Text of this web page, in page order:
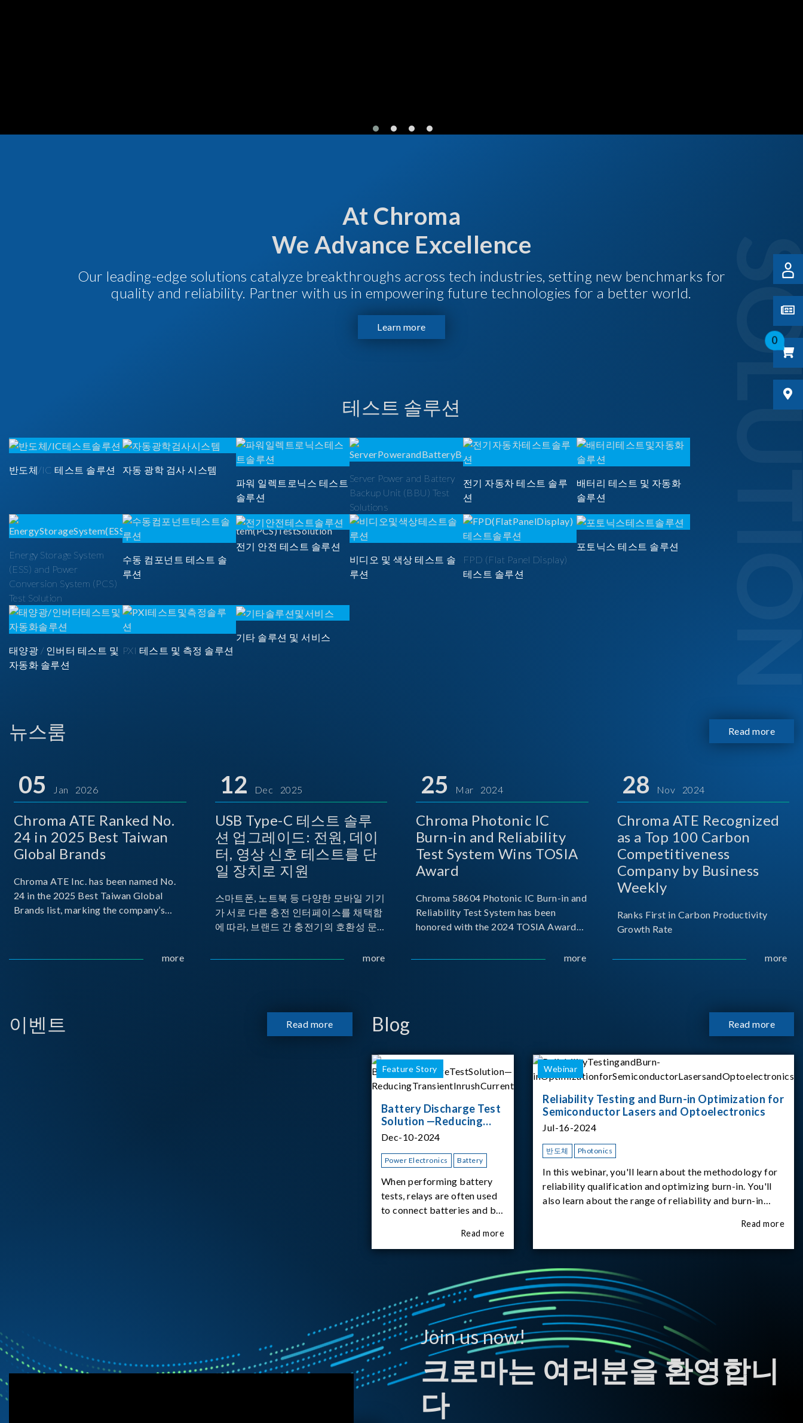
0
At Chroma
We Advance Excellence
Our leading-edge solutions catalyze breakthroughs across tech industries, setting new benchmarks for
quality and reliability. Partner with us in empowering future technologies for a better world.
Learn more
테스트 솔루션
반도체/IC 테스트 솔루션
자동 광학 검사 시스템
파워 일렉트로닉스 테스트
솔루션
Server Power and Battery
Backup Unit (BBU) Test
Solutions
전기 자동차 테스트 솔루
션
배터리 테스트 및 자동화
솔루션
Energy Storage System
(ESS) and Power
Conversion System (PCS)
Test Solution
수동 컴포넌트 테스트 솔
루션
전기 안전 테스트 솔루션
비디오 및 색상 테스트 솔
루션
FPD (Flat Panel Display)
테스트 솔루션
포토닉스 테스트 솔루션
태양광 / 인버터 테스트 및
자동화 솔루션
PXI 테스트 및 측정 솔루션
기타 솔루션 및 서비스
뉴스룸 Read more
05 Jan 2026
Chroma ATE Ranked No.
24 in 2025 Best Taiwan
Global Brands
Chroma ATE Inc. has been named No.
24 in the 2025 Best Taiwan Global
Brands list, marking the company’s
more
12 Dec 2025
USB Type-C 테스트 솔루
션 업그레이드: 전원, 데이
터, 영상 신호 테스트를 단
일 장치로 지원
스마트폰, 노트북 등 다양한 모바일 기기
가 서로 다른 충전 인터페이스를 채택함
에 따라, 브랜드 간 충전기의 호환성 문제
Implementers Forum)는 USB Power
시되고 있습니다. 스마트폰, 디지털 카메
라, 모바일 기기, 외장 스토리지, 노트북,
more
25 Mar 2024
Chroma Photonic IC
Burn-in and Reliability
Test System Wins TOSIA
Award
Chroma 58604 Photonic IC Burn-in and
Reliability Test System has been
honored with the 2024 TOSIA Award
more
28 Nov 2024
Chroma ATE Recognized
as a Top 100 Carbon
Competitiveness
Company by Business
Weekly
Ranks First in Carbon Productivity
Growth Rate
more
이벤트 Read more Blog Read more
Feature Story
Battery Discharge Test
Solution —Reducing
Transient Inrush
Dec-10-2024
Power Electronics Battery
When performing battery
tests, relays are often used
to connect batteries and bi-
supplies. What happens the
moment the relay is
62180D-600 was used as
the experimental equipment
for this study.provides an
applicati
Read more
Webinar
Reliability Testing and Burn-in Optimization for
Semiconductor Lasers and Optoelectronics
Jul-16-2024
반도체 Photonics
In this webinar, you'll learn about the methodology for
reliability qualification and optimizing burn-in. You'll
also learn about the range of reliability and burn-in
Read more
Join us now!
크로마는 여러분을 환영합니
다